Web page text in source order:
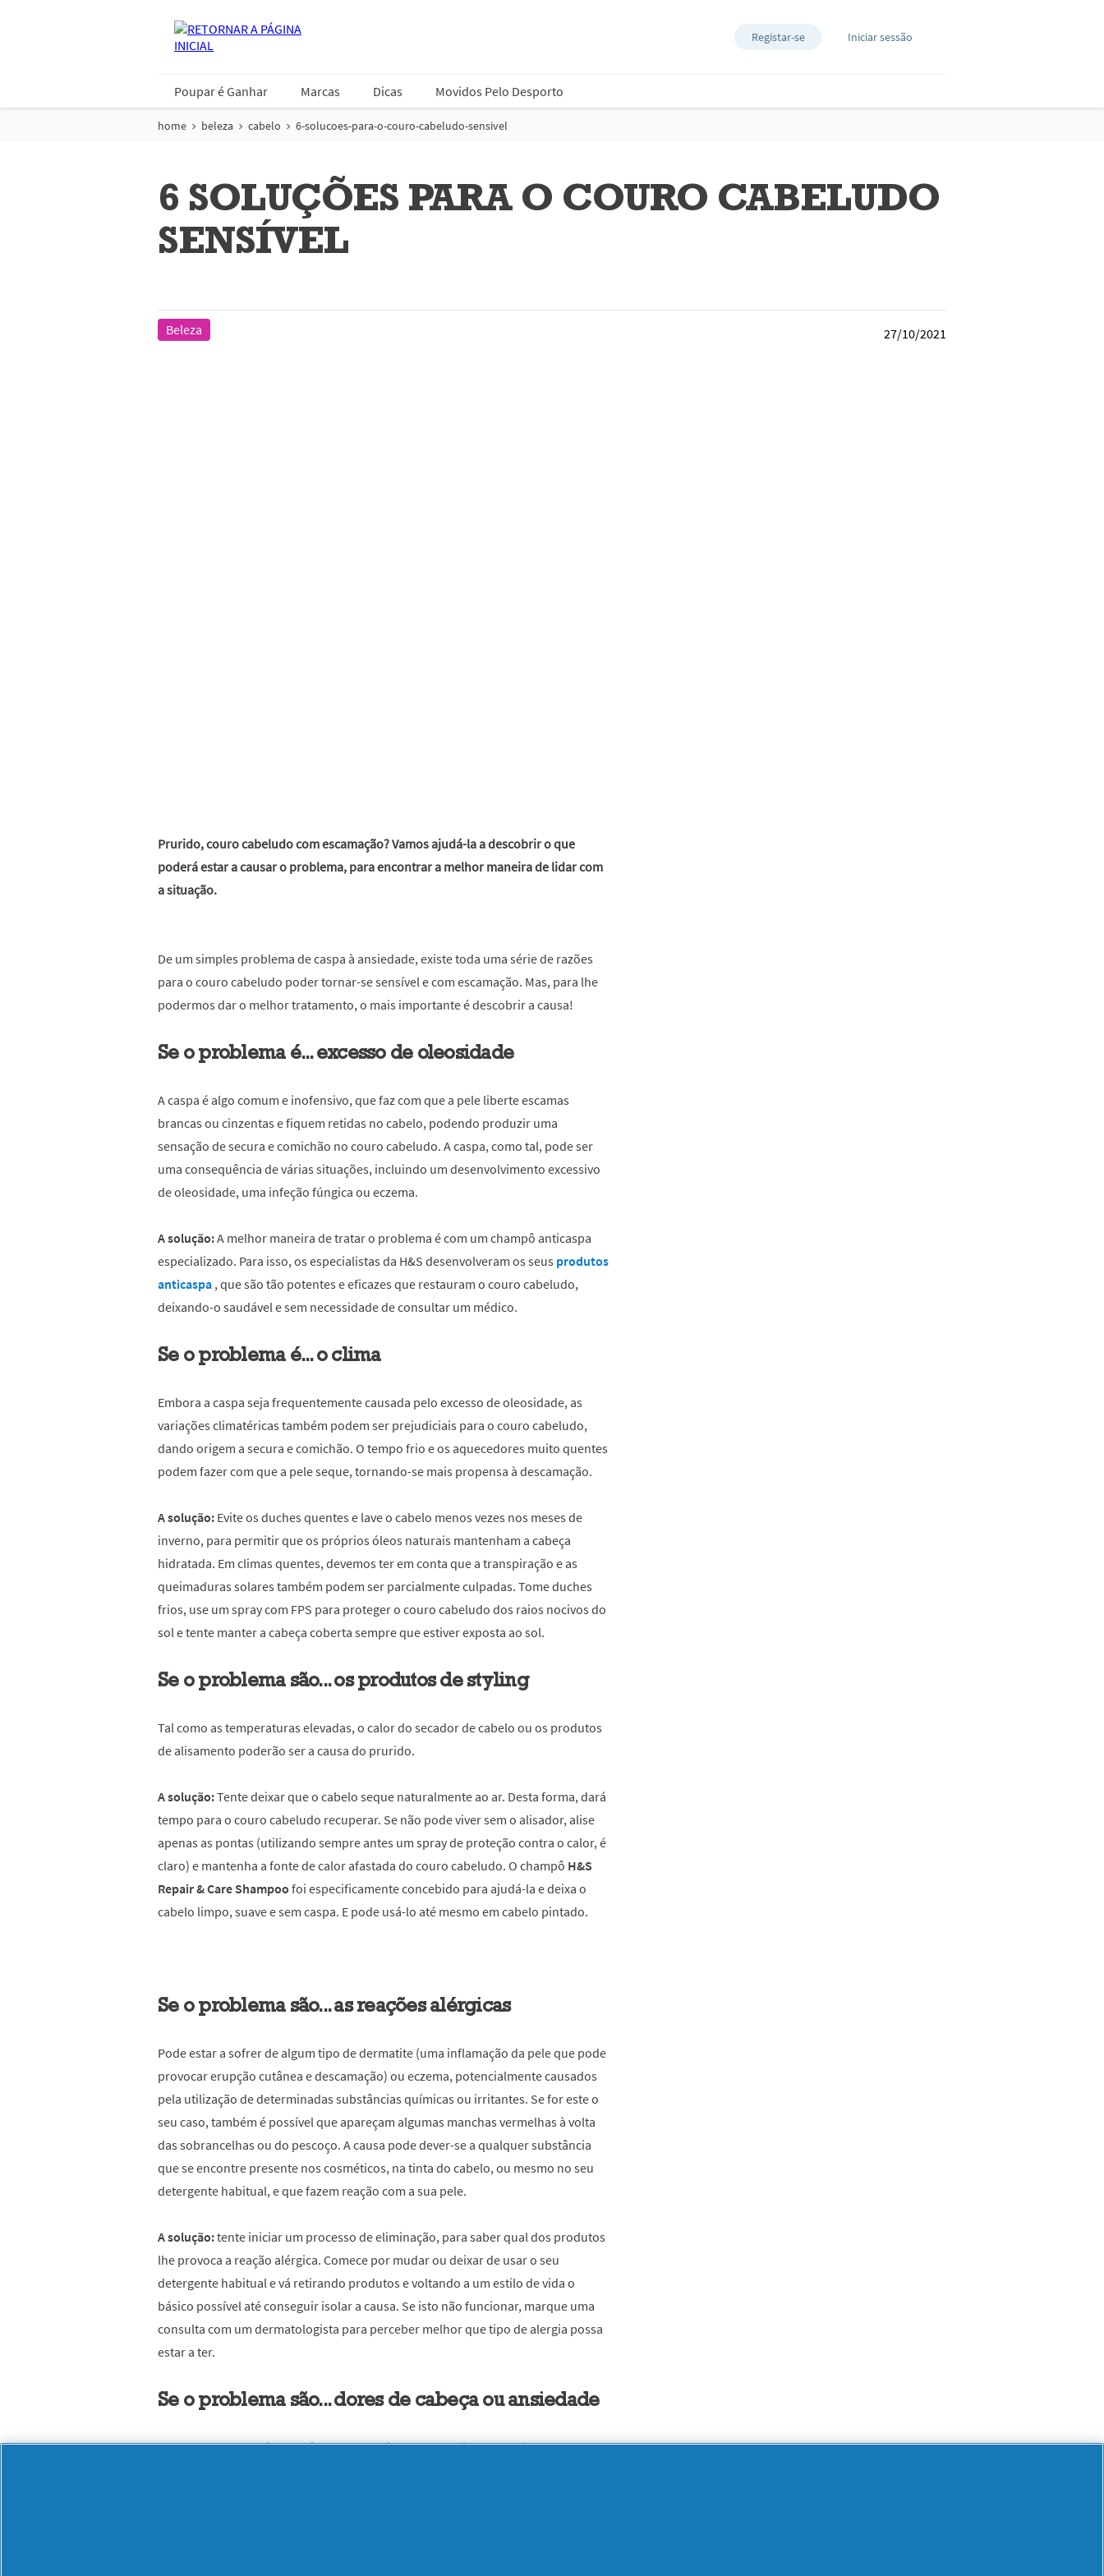
Registar-se Iniciar sessão
Poupar é Ganhar Marcas Dicas Movidos Pelo Desporto
home beleza cabelo 6-solucoes-para-o-couro-cabeludo-sensivel
6 SOLUÇÕES PARA O COURO CABELUDO
SENSÍVEL
Beleza 27/10/2021
Prurido, couro cabeludo com escamação? Vamos ajudá-la a descobrir o que
poderá estar a causar o problema, para encontrar a melhor maneira de lidar com
a situação.
De um simples problema de caspa à ansiedade, existe toda uma série de razões
para o couro cabeludo poder tornar-se sensível e com escamação. Mas, para lhe
podermos dar o melhor tratamento, o mais importante é descobrir a causa!
Se o problema é... excesso de oleosidade
A caspa é algo comum e inofensivo, que faz com que a pele liberte escamas
brancas ou cinzentas e fiquem retidas no cabelo, podendo produzir uma
sensação de secura e comichão no couro cabeludo. A caspa, como tal, pode ser
uma consequência de várias situações, incluindo um desenvolvimento excessivo
de oleosidade, uma infeção fúngica ou eczema.
A solução:A melhor maneira de tratar o problema é com um champô anticaspa
especializado. Para isso, os especialistas da H&S desenvolveram os seus produtos
anticaspa , que são tão potentes e eficazes que restauram o couro cabeludo,
deixando-o saudável e sem necessidade de consultar um médico.
Se o problema é... o clima
Embora a caspa seja frequentemente causada pelo excesso de oleosidade, as
variações climatéricas também podem ser prejudiciais para o couro cabeludo,
dando origem a secura e comichão. O tempo frio e os aquecedores muito quentes
podem fazer com que a pele seque, tornando-se mais propensa à descamação.
A solução: Evite os duches quentes e lave o cabelo menos vezes nos meses de
inverno, para permitir que os próprios óleos naturais mantenham a cabeça
hidratada. Em climas quentes, devemos ter em conta que a transpiração e as
queimaduras solares também podem ser parcialmente culpadas. Tome duches
frios, use um spray com FPS para proteger o couro cabeludo dos raios nocivos do
sol e tente manter a cabeça coberta sempre que estiver exposta ao sol.
Se o problema são... os produtos de styling
Tal como as temperaturas elevadas, o calor do secador de cabelo ou os produtos
de alisamento poderão ser a causa do prurido.
A solução:Tente deixar que o cabelo seque naturalmente ao ar. Desta forma, dará
tempo para o couro cabeludo recuperar. Se não pode viver sem o alisador, alise
apenas as pontas (utilizando sempre antes um spray de proteção contra o calor, é
claro) e mantenha a fonte de calor afastada do couro cabeludo. O champô H&S
Repair & Care Shampoo foi especificamente concebido para ajudá-la e deixa o
cabelo limpo, suave e sem caspa. E pode usá-lo até mesmo em cabelo pintado.
Se o problema são... as reações alérgicas
Pode estar a sofrer de algum tipo de dermatite (uma inflamação da pele que pode
provocar erupção cutânea e descamação) ou eczema, potencialmente causados
pela utilização de determinadas substâncias químicas ou irritantes. Se for este o
seu caso, também é possível que apareçam algumas manchas vermelhas à volta
das sobrancelhas ou do pescoço. A causa pode dever-se a qualquer substância
que se encontre presente nos cosméticos, na tinta do cabelo, ou mesmo no seu
detergente habitual, e que fazem reação com a sua pele.
A solução:tente iniciar um processo de eliminação, para saber qual dos produtos
lhe provoca a reação alérgica. Comece por mudar ou deixar de usar o seu
detergente habitual e vá retirando produtos e voltando a um estilo de vida o
básico possível até conseguir isolar a causa. Se isto não funcionar, marque uma
consulta com um dermatologista para perceber melhor que tipo de alergia possa
estar a ter.
Se o problema são... dores de cabeça ou ansiedade
As dores de cabeça (quer sejam leves, devidas a alterações de tensão ou as